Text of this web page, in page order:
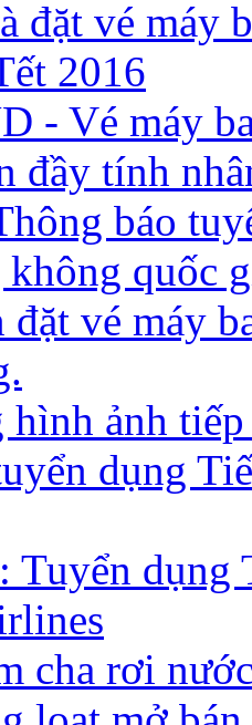
đặt vé máy
2016
- Vé máy
đầy tính
báo
không quốc
đặt vé máy
hình ảnh
dụng
Tuyển dụng
cha rơi